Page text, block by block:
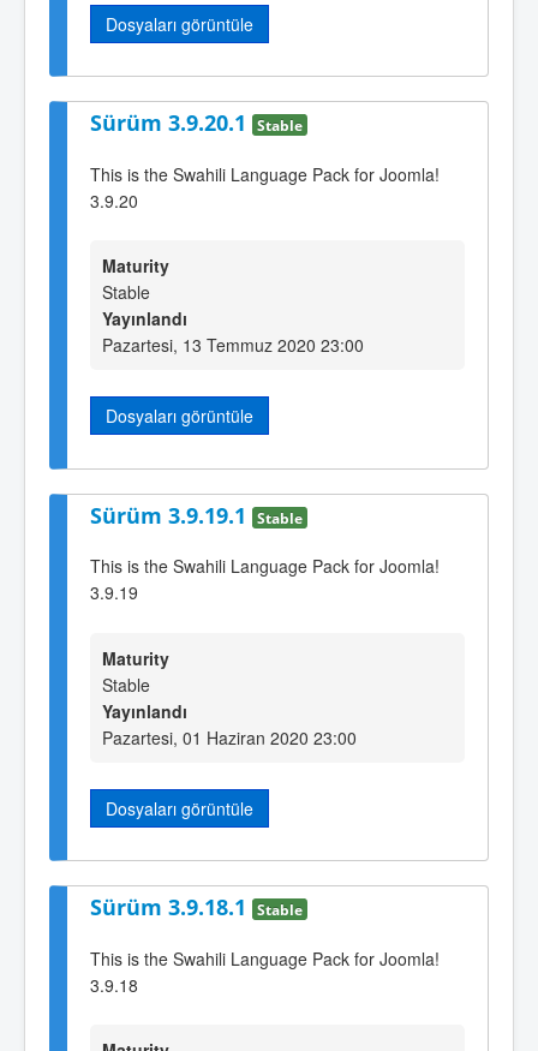
Dosyaları görüntüle
Sürüm 3.9.20.1 Stable
This is the Swahili Language Pack for Joomla!
3.9.20
Maturity
Stable
Yayınlandı
Pazartesi, 13 Temmuz 2020 23:00
Dosyaları görüntüle
Sürüm 3.9.19.1 Stable
This is the Swahili Language Pack for Joomla!
3.9.19
Maturity
Stable
Yayınlandı
Pazartesi, 01 Haziran 2020 23:00
Dosyaları görüntüle
Sürüm 3.9.18.1 Stable
This is the Swahili Language Pack for Joomla!
3.9.18